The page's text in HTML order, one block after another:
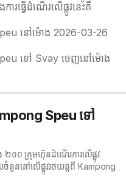
រធ្វើដំណើរលើផ្លូវនេះគឺ
នៅម៉ោង 2026-03-26
ទៅ Svay ចេញនៅម៉ោង
Speu ទៅ
២០០ ក្រុមហ៊ុនដំណើរការលើផ្លូវ
នួននៅលើផ្លូវរថយន្តពី Kampong